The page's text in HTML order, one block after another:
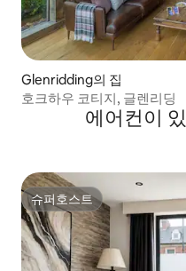
Glenridding의 집
호크하우 코티지, 글렌리딩
에어컨이
슈퍼호스트
슈퍼호스트